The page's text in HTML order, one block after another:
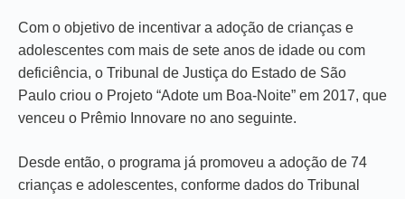
Com o objetivo de incentivar a adoção de crianças e
adolescentes com mais de sete anos de idade ou com
deficiência, o Tribunal de Justiça do Estado de São
Paulo criou o Projeto “Adote um Boa-Noite” em 2017, que
venceu o Prêmio Innovare no ano seguinte.
Desde então, o programa já promoveu a adoção de 74
crianças e adolescentes, conforme dados do Tribunal